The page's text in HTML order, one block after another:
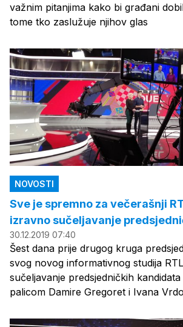
važnim pitanjima kako bi građani
tome tko zaslužuje njihov glas
NOVOSTI
Sve je spremno za večerašnji
izravno sučeljavanje
30.12.2019 07:40
Šest dana prije drugog kruga
svog novog informativnog studija
sučeljavanje predsjedničkih
palicom Damire Gregoret i Ivana